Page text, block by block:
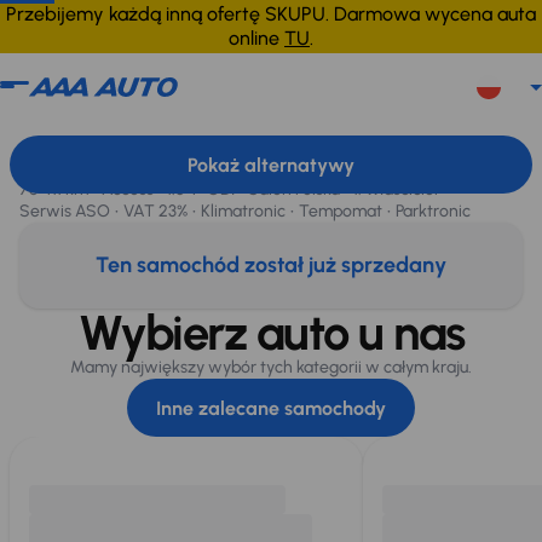
Przebijemy każdą inną ofertę SKUPU. Darmowa wycena auta
online TU.
, 2022
76 411 km Access 1.6 T-GDI Salon Polska
1. Właściciel
Serwis ASO
VAT 23% Klimatronic Tempomat Parktronic
Ten samochód został już sprzedany
Pokaż alternatywy
Wybierz auto u nas
Mamy największy wybór tych kategorii w całym kraju.
Inne zalecane samochody